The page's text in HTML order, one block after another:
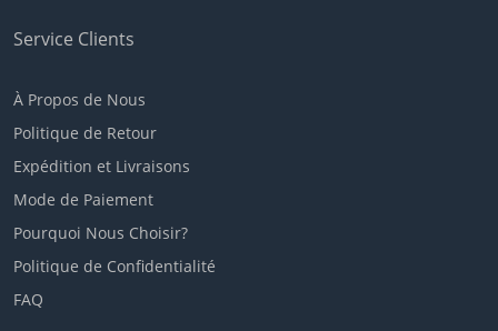
Service Clients
À Propos de Nous
Politique de Retour
Expédition et Livraisons
Mode de Paiement
Pourquoi Nous Choisir?
Politique de Confidentialité
FAQ